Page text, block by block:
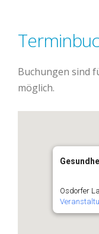
Buchungen sind
möglich.
Osdorfer